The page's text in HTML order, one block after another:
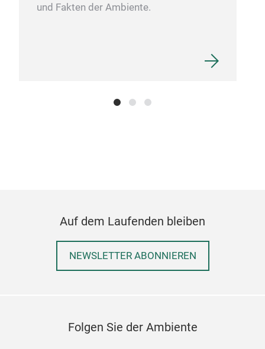
und Fakten der Ambiente.
Auf dem Laufenden bleiben
NEWSLETTER ABONNIEREN
Folgen Sie der Ambiente